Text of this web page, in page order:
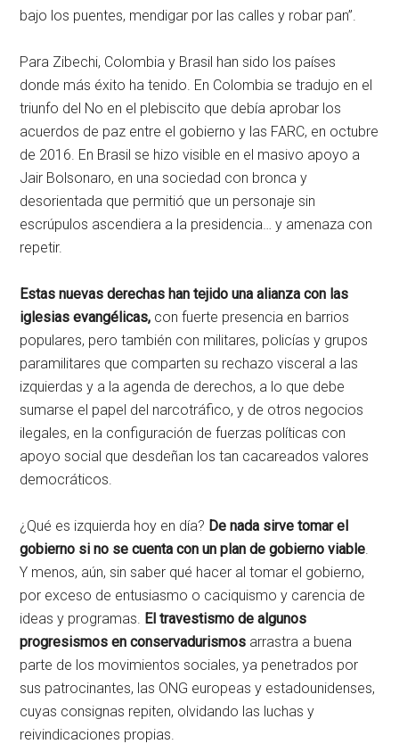
bajo los puentes, mendigar por las calles y robar pan”.
Para Zibechi, Colombia y Brasil han sido los países
donde más éxito ha tenido. En Colombia se tradujo en el
triunfo del No en el plebiscito que debía aprobar los
acuerdos de paz entre el gobierno y las FARC, en octubre
de 2016. En Brasil se hizo visible en el masivo apoyo a
Jair Bolsonaro, en una sociedad con bronca y
desorientada que permitió que un personaje sin
escrúpulos ascendiera a la presidencia… y amenaza con
repetir.
Estas nuevas derechas han tejido una alianza con las
iglesias evangélicas, con fuerte presencia en barrios
populares, pero también con militares, policías y grupos
paramilitares que comparten su rechazo visceral a las
izquierdas y a la agenda de derechos, a lo que debe
sumarse el papel del narcotráfico, y de otros negocios
ilegales, en la configuración de fuerzas políticas con
apoyo social que desdeñan los tan cacareados valores
democráticos.
¿Qué es izquierda hoy en día? De nada sirve tomar el
gobierno si no se cuenta con un plan de gobierno viable.
Y menos, aún, sin saber qué hacer al tomar el gobierno,
por exceso de entusiasmo o caciquismo y carencia de
ideas y programas. El travestismo de algunos
progresismos en conservadurismos arrastra a buena
parte de los movimientos sociales, ya penetrados por
sus patrocinantes, las ONG europeas y estadounidenses,
cuyas consignas repiten, olvidando las luchas y
reivindicaciones propias.